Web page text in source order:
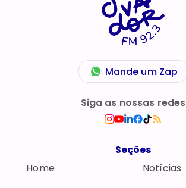
Mande um Zap
Siga as nossas redes
Seções
Home
Notícias